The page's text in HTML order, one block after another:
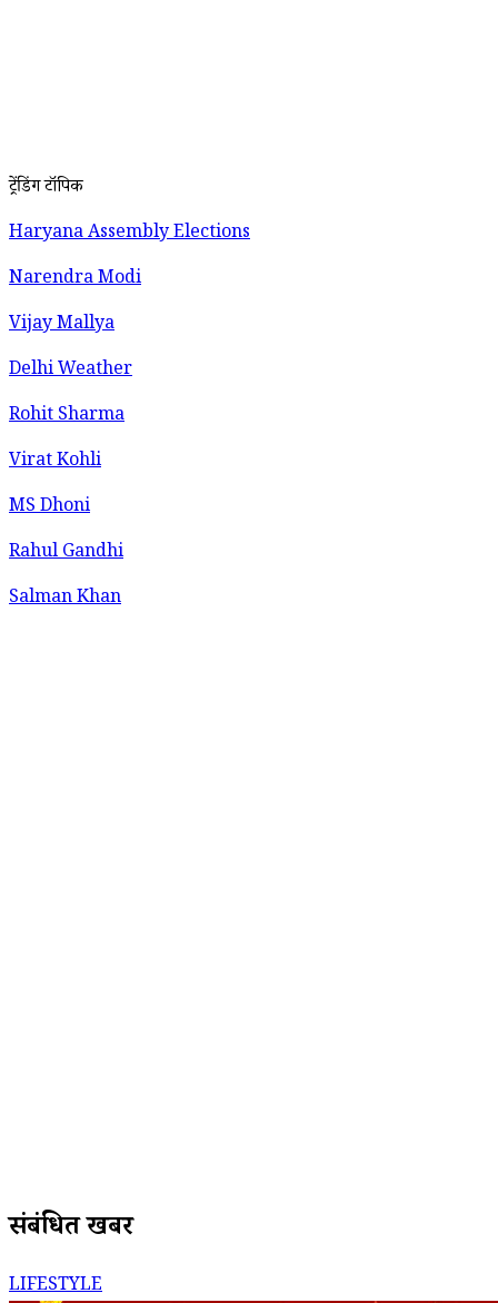
ट्रेंडिंग टॉपिक
Haryana Assembly Elections
Narendra Modi
Vijay Mallya
Delhi Weather
Rohit Sharma
Virat Kohli
MS Dhoni
Rahul Gandhi
Salman Khan
संबंधित खबरें
LIFESTYLE